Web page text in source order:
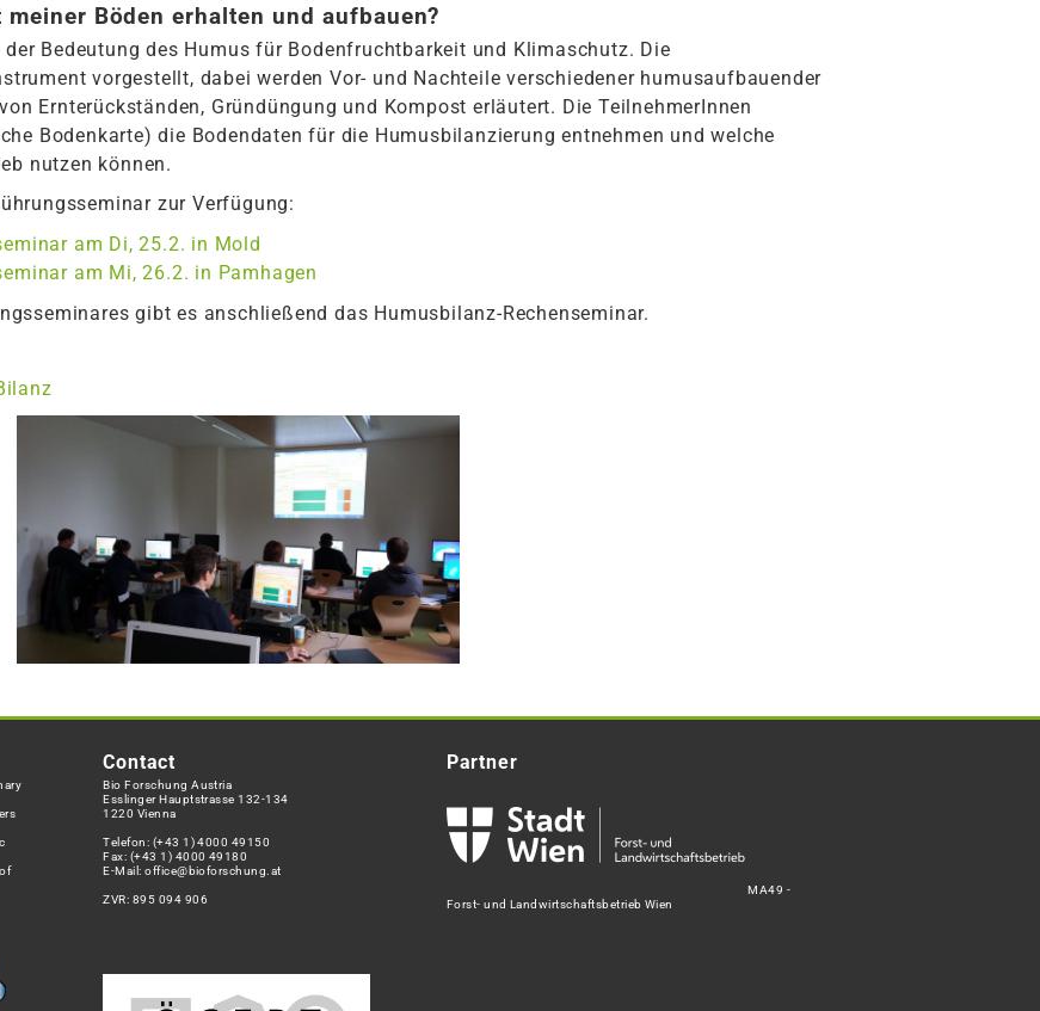
Böden erhalten und aufbauen?
Bedeutung des Humus für Bodenfruchtbarkeit und Klimaschutz. Die
vorgestellt, dabei werden Vor- und Nachteile verschiedener humusaufbauender
Ernterückständen, Gründüngung und Kompost erläutert. Die TeilnehmerInnen
Bodenkarte) die Bodendaten für die Humusbilanzierung entnehmen und welche
nutzen können.
zur Verfügung:
am Di, 25.2. in Mold
am Mi, 26.2. in Pamhagen
gibt es anschließend das Humusbilanz-Rechenseminar.
Contact
Bio Forschung Austria
Esslinger Hauptstrasse 132-134
1220 Vienna
Telefon: (+43 1) 4000 49150
Fax: (+43 1) 4000 49180
E-Mail:office@bioforschung.at
ZVR: 895 094 906
Partner
MA49 -
Forst- und Landwirtschaftsbetrieb Wien